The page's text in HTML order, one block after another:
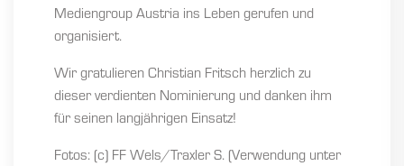
Mediengroup Austria ins Leben gerufen und
organisiert.
Wir gratulieren Christian Fritsch herzlich zu
dieser verdienten Nominierung und danken ihm
für seinen langjährigen Einsatz!
Fotos: (c) FF Wels/Traxler S. (Verwendung unter